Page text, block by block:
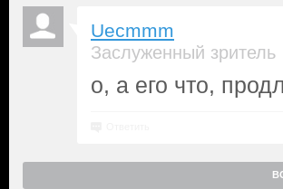
Uecmmm
Заслуженный зритель
о, а его что,